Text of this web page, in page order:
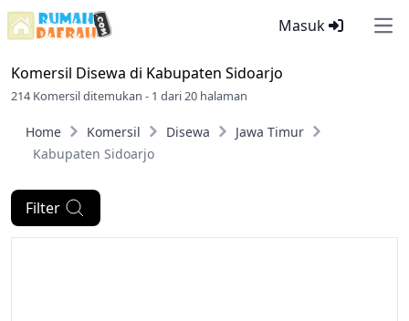
Masuk
Komersil Disewa di Kabupaten Sidoarjo
214 Komersil ditemukan - 1 dari 20 halaman
Home Komersil Disewa
Jawa Timur
Kabupaten Sidoarjo
Filter